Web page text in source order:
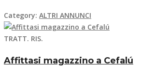
Category: ALTRI ANNUNCI
TRATT. RIS.
Affittasi magazzino a Cefalú